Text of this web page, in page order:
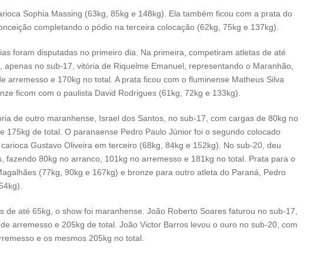
Sophia Massing (63kg, 85kg e 148kg). Ela também ficou com a prata do
completando o pódio na terceira colocação (62kg, 75kg e 137kg).
foram disputadas no primeiro dia. Na primeira, competiram atletas de até
apenas no sub-17, vitória de Riquelme Emanuel, representando o Maranhão,
arremesso e 170kg no total. A prata ficou com o fluminense Matheus Silva
ficom com o paulista David Rodrigues (61kg, 72kg e 133kg).
de outro maranhense, Israel dos Santos, no sub-17, com cargas de 80kg no
175kg de total. O paranaense Pedro Paulo Júnior foi o segundo colocado
Gustavo Oliveira em terceiro (68kg, 84kg e 152kg). No sub-20, deu
fazendo 80kg no arranco, 101kg no arremesso e 181kg no total. Prata para o
(77kg, 90kg e 167kg) e bronze para outro atleta do Paraná, Pedro
de até 65kg, o show foi maranhense. João Roberto Soares faturou no sub-17,
arremesso e 205kg de total. João Victor Barros levou o ouro no sub-20, com
e os mesmos 205kg no total.